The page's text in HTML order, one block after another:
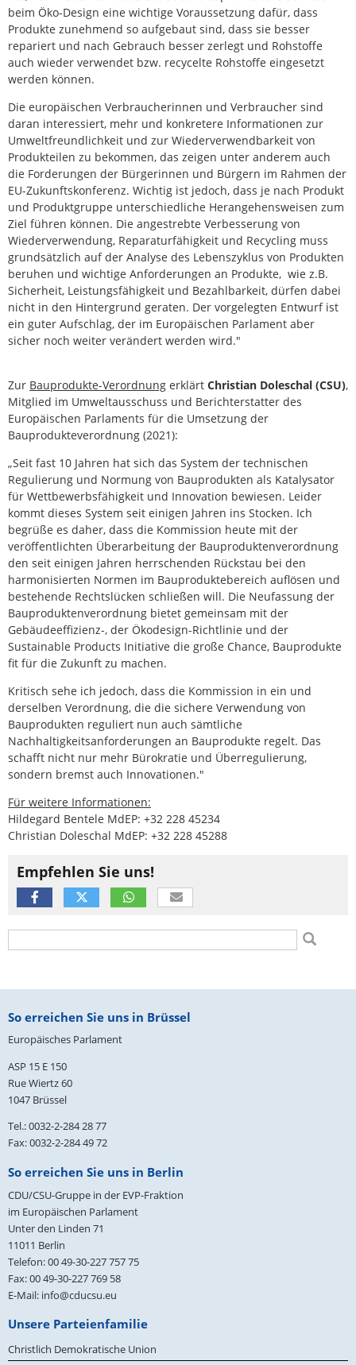
beim Öko-Design eine wichtige Voraussetzung dafür, dass
Produkte zunehmend so aufgebaut sind, dass sie besser
repariert und nach Gebrauch besser zerlegt und Rohstoffe
auch wieder verwendet bzw. recycelte Rohstoffe eingesetzt
werden können.
Die europäischen Verbraucherinnen und Verbraucher sind
daran interessiert, mehr und konkretere Informationen zur
Umweltfreundlichkeit und zur Wiederverwendbarkeit von
Produkteilen zu bekommen, das zeigen unter anderem auch
die Forderungen der Bürgerinnen und Bürgern im Rahmen der
EU-Zukunftskonferenz. Wichtig ist jedoch, dass je nach Produkt
und Produktgruppe unterschiedliche Herangehensweisen zum
Ziel führen können. Die angestrebte Verbesserung von
Wiederverwendung, Reparaturfähigkeit und Recycling muss
grundsätzlich auf der Analyse des Lebenszyklus von Produkten
beruhen und wichtige Anforderungen an Produkte, wie z.B.
Sicherheit, Leistungsfähigkeit und Bezahlbarkeit, dürfen dabei
nicht in den Hintergrund geraten. Der vorgelegten Entwurf ist
ein guter Aufschlag, der im Europäischen Parlament aber
sicher noch weiter verändert werden wird."
Zur Bauprodukte-Verordnung erklärt Christian Doleschal (CSU),
Mitglied im Umweltausschuss und Berichterstatter des
Europäischen Parlaments für die Umsetzung der
Bauprodukteverordnung (2021):
„Seit fast 10 Jahren hat sich das System der technischen
Regulierung und Normung von Bauprodukten als Katalysator
für Wettbewerbsfähigkeit und Innovation bewiesen. Leider
kommt dieses System seit einigen Jahren ins Stocken. Ich
begrüße es daher, dass die Kommission heute mit der
veröffentlichten Überarbeitung der Bauproduktenverordnung
den seit einigen Jahren herrschenden Rückstau bei den
harmonisierten Normen im Bauproduktebereich auflösen und
bestehende Rechtslücken schließen will. Die Neufassung der
Bauproduktenverordnung bietet gemeinsam mit der
Gebäudeeffizienz-, der Ökodesign-Richtlinie und der
Sustainable Products Initiative die große Chance, Bauprodukte
fit für die Zukunft zu machen.
Kritisch sehe ich jedoch, dass die Kommission in ein und
derselben Verordnung, die die sichere Verwendung von
Bauprodukten reguliert nun auch sämtliche
Nachhaltigkeitsanforderungen an Bauprodukte regelt. Das
schafft nicht nur mehr Bürokratie und Überregulierung,
sondern bremst auch Innovationen."
Für weitere Informationen:
Hildegard Bentele MdEP: +32 228 45234
Christian Doleschal MdEP: +32 228 45288
Empfehlen Sie uns!
Suchformular
Fußbereich
So erreichen Sie uns in Brüssel
Europäisches Parlament
ASP 15 E 150
Rue Wiertz 60
1047 Brüssel
Tel.: 0032-2-284 28 77
Fax: 0032-2-284 49 72
So erreichen Sie uns in Berlin
CDU/CSU-Gruppe in der EVP-Fraktion
im Europäischen Parlament
Unter den Linden 71
11011 Berlin
Telefon:00 49-30-227 757 75
Fax:00 49-30-227 769 58
E-Mail: info@cducsu.eu
Unsere Parteienfamilie
Christlich Demokratische Union